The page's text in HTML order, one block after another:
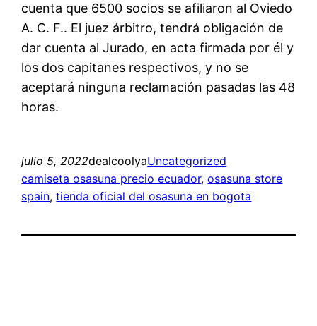
cuenta que 6500 socios se afiliaron al Oviedo
A. C. F.. El juez árbitro, tendrá obligación de
dar cuenta al Jurado, en acta firmada por él y
los dos capitanes respectivos, y no se
aceptará ninguna reclamación pasadas las 48
horas.
julio 5, 2022dealcoolyaUncategorized
camiseta osasuna precio ecuador, osasuna store
spain, tienda oficial del osasuna en bogota